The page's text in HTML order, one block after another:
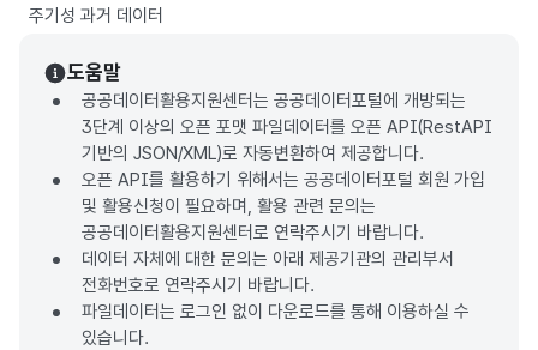
주기성 과거 데이터
도움말
공공데이터활용지원센터는 공공데이터포털에 개방되는
3단계 이상의 오픈 포맷 파일데이터를 오픈 API(RestAPI
기반의 JSON/XML)로 자동변환하여 제공합니다.
오픈 API를 활용하기 위해서는 공공데이터포털 회원 가입
및 활용신청이 필요하며, 활용 관련 문의는
공공데이터활용지원센터로 연락주시기 바랍니다.
데이터 자체에 대한 문의는 아래 제공기관의 관리부서
전화번호로 연락주시기 바랍니다.
파일데이터는 로그인 없이 다운로드를 통해 이용하실 수
있습니다.